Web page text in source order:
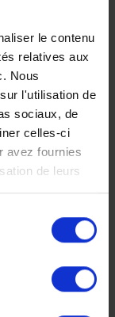
le contenu
relatives aux
Nous
l'utilisation de
sociaux, de
celles-ci
avez fournies
de leurs
Beach
sur une
pour des